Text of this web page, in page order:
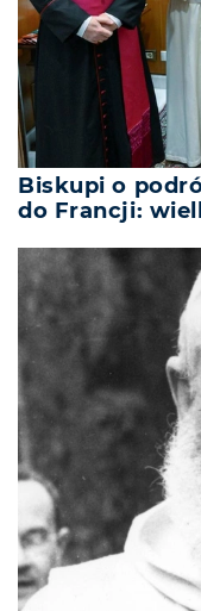
Biskupi o
do Francji: